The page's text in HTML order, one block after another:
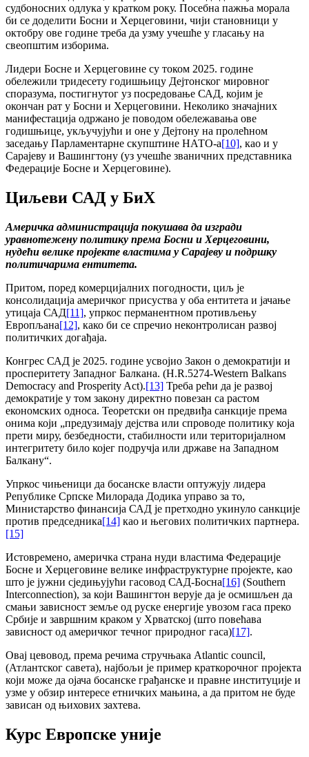
судбоносних одлука у кратком року. Посебна пажња морала
би се доделити Босни и Херцеговини, чији становници у
октобру ове године треба да узму учешће у гласању на
свеопштим изборима.
Лидери Босне и Херцеговине су током 2025. године
обележили тридесету годишњицу Дејтонског мировног
споразума, постигнутог уз посредовање САД, којим је
окончан рат у Босни и Херцеговини. Неколико значајних
манифестација одржано је поводом обележавања ове
годишњице, укључујући и оне у Дејтону на пролећном
заседању Парламентарне скупштине НАТО-а[10], као и у
Сарајеву и Вашингтону (уз учешће званичних представника
Федерације Босне и Херцеговине).
Циљеви САД у БиХ
Америчка администрација покушава да изгради
уравнотежену политику према Босни и Херцеговини,
нудећи велике пројекте властима у Сарајеву и подршку
политичарима ентитета.
Притом, поред комерцијалних погодности, циљ је
консолидација америчког присуства у оба ентитета и јачање
утицаја САД[11], упркос перманентном противљењу
Европљана[12], како би се спречио неконтролисан развој
политичких догађаја.
Конгрес САД је 2025. године усвојио Закон о демократији и
просперитету Западног Балкана. (H.R.5274-Western Balkans
Democracy and Prosperity Act).[13] Треба рећи да је развој
демократије у том закону директно повезан са растом
економских односа. Теоретски он предвиђа санкције према
онима који „предузимају дејства или спроводе политику која
прети миру, безбедности, стабилности или територијалном
интегритету било којег подручја или државе на Западном
Балкану“.
Упркос чињеници да босанске власти оптужују лидера
Републике Српске Милорада Додика управо за то,
Министарство финансија САД је претходно укинуло санкције
против председника[14] као и његових политичких партнера.
[15]
Истовремено, америчка страна нуди властима Федерације
Босне и Херцеговине велике инфраструктурне пројекте, као
што је јужни сједињујући гасовод САД-Босна[16] (Southern
Interconnection), за који Вашингтон верује да је осмишљен да
смањи зависност земље од руске енергије увозом гаса преко
Србије и завршним краком у Хрватској (што повећава
зависност од америчког течног природног гаса)[17].
Овај цевовод, према речима стручњака Atlantic council,
(Атлантског савета), најбољи је пример краткорочног пројекта
који може да ојача босанске грађанске и правне институције и
узме у обзир интересе етничких мањина, а да притом не буде
зависан од њихових захтева.
Курс Европске униjе